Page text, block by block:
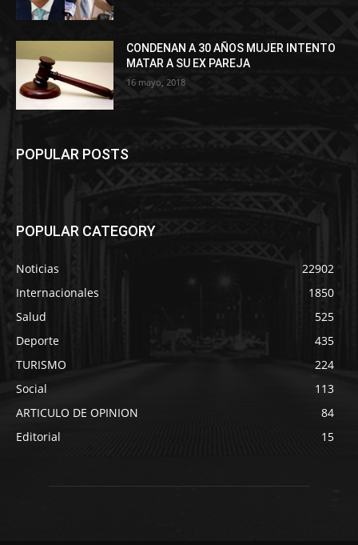
CONDENAN A 30 AÑOS MUJER INTENTO
MATAR A SU EX PAREJA
16 mayo, 2018
POPULAR POSTS
POPULAR CATEGORY
Noticias
22902
Internacionales
1850
Salud
525
Deporte
435
TURISMO
224
Social
113
ARTICULO DE OPINION
84
Editorial
15